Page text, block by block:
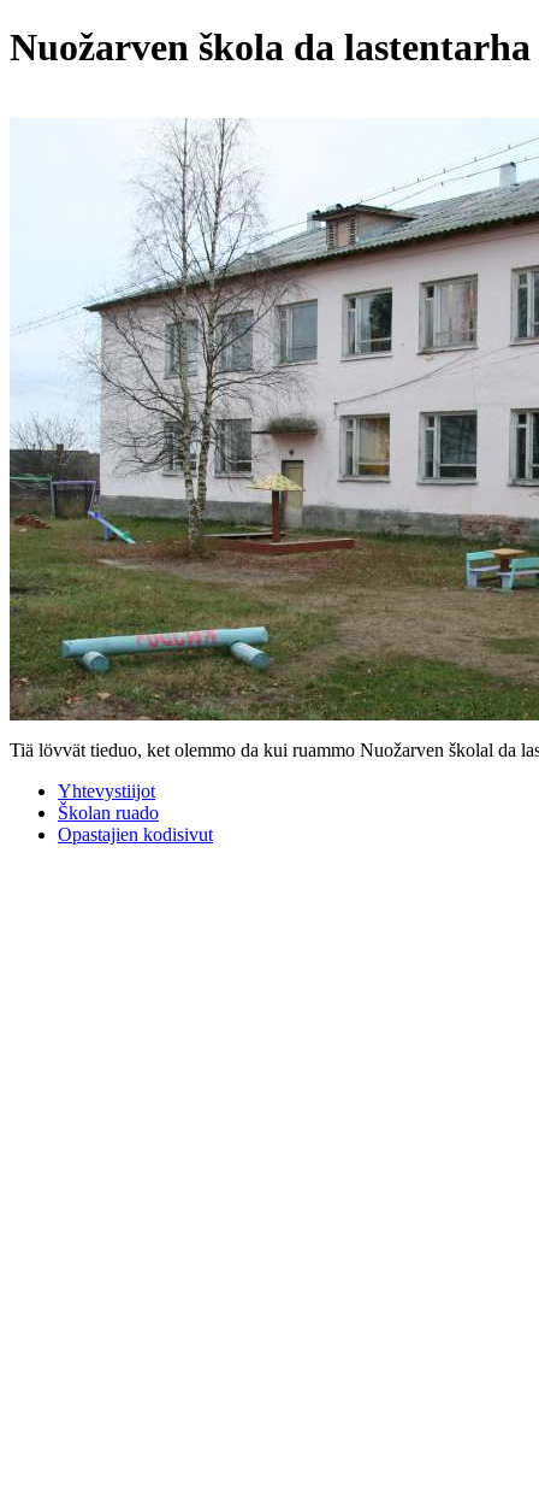
Nuožarven škola da lastentarha
Tiä lövvät tieduo, ket olemmo da kui ruammo Nuožarven školal da
Yhtevystiijot
Školan ruado
Opastajien kodisivut